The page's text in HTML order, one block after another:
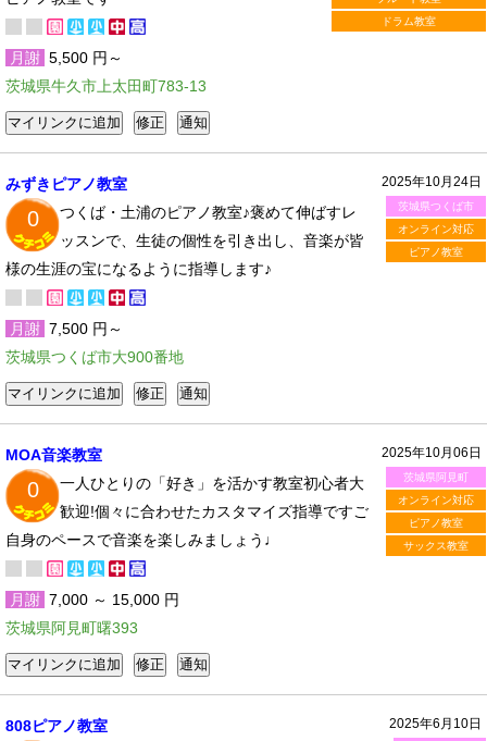
ドラム教室
月謝 5,500 円～
茨城県牛久市上太田町783-13
2025年10月24日
茨城県つくば市
オンライン対応
ピアノ教室
みずきピアノ教室
0
つくば・土浦のピアノ教室♪褒めて伸ばすレ
ッスンで、生徒の個性を引き出し、音楽が皆
様の生涯の宝になるように指導します♪
月謝 7,500 円～
茨城県つくば市大900番地
2025年10月06日
茨城県阿見町
オンライン対応
ピアノ教室
サックス教室
MOA音楽教室
0
一人ひとりの「好き」を活かす教室初心者大
歓迎!個々に合わせたカスタマイズ指導ですご
自身のペースで音楽を楽しみましょう♩
月謝 7,000 ～ 15,000 円
茨城県阿見町曙393
2025年6月10日
808ピアノ教室